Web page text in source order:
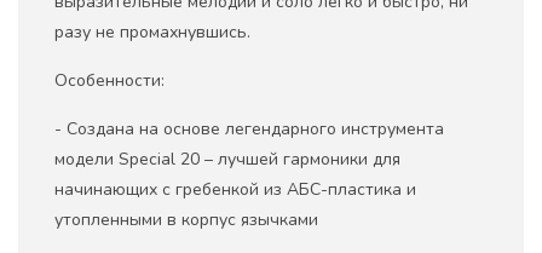
разу не промахнувшись.
Особенности:
- Создана на основе легендарного инструмента
модели Special 20 – лучшей гармоники для
начинающих с гребенкой из АБС-пластика и
утопленными в корпус язычками